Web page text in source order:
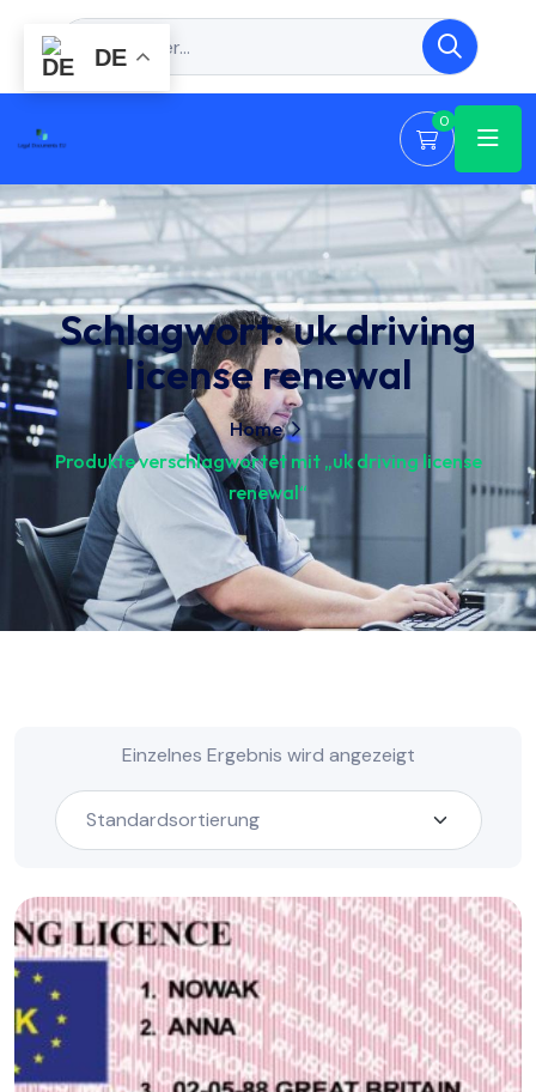
0
Schlagwort:uk driving
license renewal
Home
Produkte verschlagwortet mit „uk driving license
renewal“
Einzelnes Ergebnis wird angezeigt
DE